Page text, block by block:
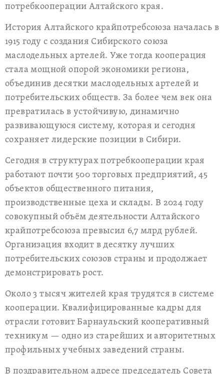
потребкооперации Алтайского края.
История Алтайского крайпотребсоюза началась в
1915 году с создания Сибирского союза
маслодельных артелей. Уже тогда кооперация
стала мощной опорой экономики региона,
объединив десятки маслодельных артелей и
потребительских обществ. За более чем век она
превратилась в устойчивую, динамично
развивающуюся систему, которая и сегодня
сохраняет лидерские позиции в Сибири.
Сегодня в структурах потребкооперации края
работают почти 500 торговых предприятий, 45
объектов общественного питания,
производственные цеха и склады. В 2024 году
совокупный объём деятельности Алтайского
крайпотребсоюза превысил 6,7 млрд рублей.
Организация входит в десятку лучших
потребительских союзов страны и продолжает
демонстрировать рост.
Около 3 тысяч жителей края трудятся в системе
кооперации. Квалифицированные кадры для
отрасли готовит Барнаульский кооперативный
техникум — одно из старейших и авторитетных
профильных учебных заведений страны.
В поздравительном адресе председатель Совета